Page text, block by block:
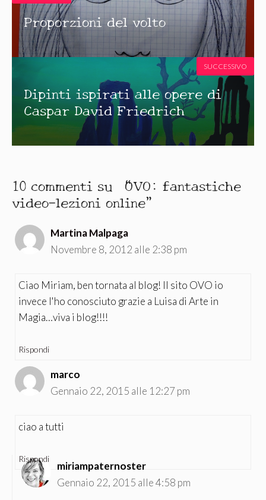
Proporzioni del volto
Dipinti ispirati alle opere di
Caspar David Friedrich
SUCCESSIVO
10 commenti su “OVO: fantastiche
video-lezioni online”
Martina Malpaga
Novembre 8, 2012 alle 2:38 pm
Ciao Miriam, ben tornata al blog! Il sito OVO io
invece l'ho conosciuto grazie a Luisa di Arte in
Magia…viva i blog!!!!
Rispondi
marco
Gennaio 22, 2015 alle 12:27 pm
ciao a tutti
Rispondi
miriampaternoster
Gennaio 22, 2015 alle 4:58 pm